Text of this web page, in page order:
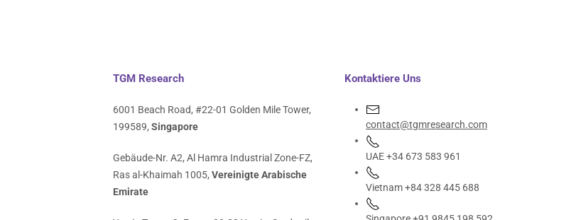
TGM Research
6001 Beach Road, #22-01 Golden Mile Tower,
199589, Singapore
Gebäude-Nr. A2, Al Hamra Industrial Zone-FZ,
Ras al-Khaimah 1005, Vereinigte Arabische
Emirate
Kontaktiere Uns
contact@tgmresearch.com
UAE +34 673 583 961
Vietnam +84 328 445 688